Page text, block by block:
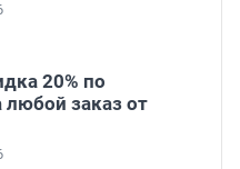
20% по
заказ от